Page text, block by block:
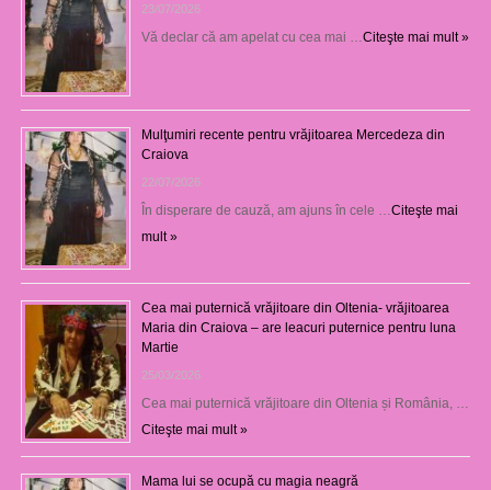
23/07/2026
Vă declar că am apelat cu cea mai … Citeşte mai mult »
Mulţumiri recente pentru vrăjitoarea Mercedeza din
Craiova
22/07/2026
În disperare de cauză, am ajuns în cele … Citeşte mai
mult »
Cea mai puternică vrăjitoare din Oltenia- vrăjitoarea
Maria din Craiova – are leacuri puternice pentru luna
Martie
25/03/2026
Cea mai puternică vrăjitoare din Oltenia și România, …
Citeşte mai mult »
Mama lui se ocupă cu magia neagră